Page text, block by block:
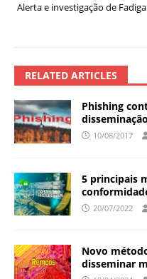
Alerta e investigação de
RELATED ARTICLES
Phishing
10/08/2017
5 principais
20/07/2022
Novo
disseminar